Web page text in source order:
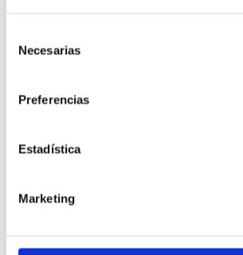
Necesarias
Preferencias
Estadística
Marketing
Pulseras
Joyas
Top